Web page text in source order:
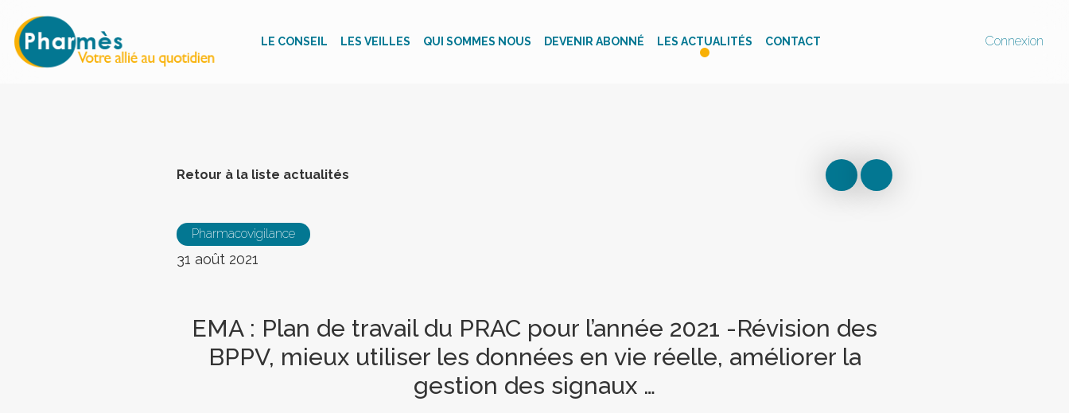
LE CONSEIL LES VEILLES QUI SOMMES NOUS DEVENIR ABONNÉ LES ACTUALITÉS CONTACT Connexion
Retour à la liste actualités
Pharmacovigilance
31 août 2021
EMA : Plan de travail du PRAC pour l’année 2021 -Révision des
BPPV, mieux utiliser les données en vie réelle, améliorer la
gestion des signaux …